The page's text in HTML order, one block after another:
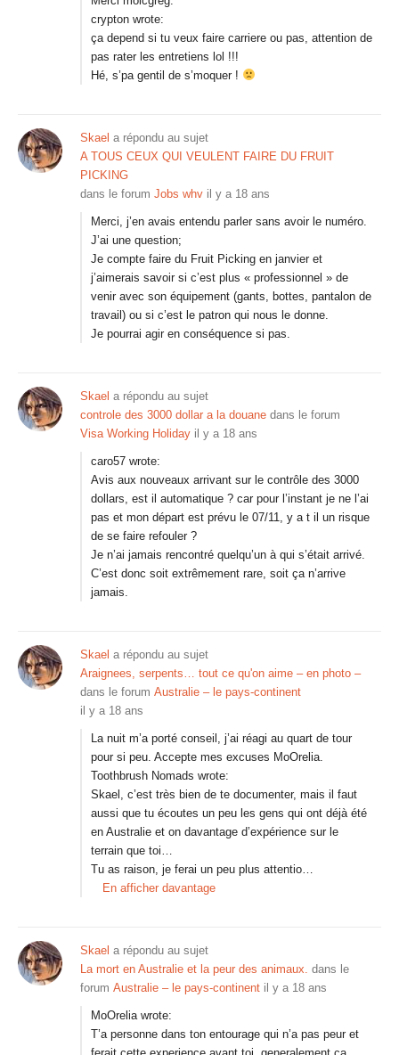
crypton wrote:
ça depend si tu veux faire carriere ou pas, attention de
pas rater les entretiens lol !!!
Hé, s’pa gentil de s’moquer !
Skael a répondu au sujet
A TOUS CEUX QUI VEULENT FAIRE DU FRUIT
PICKING
dans le forum Jobs whv il y a 18 ans
Merci, j’en avais entendu parler sans avoir le numéro.
J’ai une question;
Je compte faire du Fruit Picking en janvier et
j’aimerais savoir si c’est plus « professionnel » de
venir avec son équipement (gants, bottes, pantalon de
travail) ou si c’est le patron qui nous le donne.
Je pourrai agir en conséquence si pas.
Skael a répondu au sujet
controle des 3000 dollar a la douane dans le forum
Visa Working Holiday il y a 18 ans
caro57 wrote:
Avis aux nouveaux arrivant sur le contrôle des 3000
dollars, est il automatique ? car pour l’instant je ne l’ai
pas et mon départ est prévu le 07/11, y a t il un risque
de se faire refouler ?
Je n’ai jamais rencontré quelqu’un à qui s’était arrivé.
C’est donc soit extrêmement rare, soit ça n’arrive
jamais.
Skael a répondu au sujet
Araignees, serpents… tout ce qu'on aime – en photo –
dans le forum Australie – le pays-continent
il y a 18 ans
La nuit m’a porté conseil, j’ai réagi au quart de tour
pour si peu. Accepte mes excuses MoOrelia.
Toothbrush Nomads wrote:
Skael, c’est très bien de te documenter, mais il faut
aussi que tu écoutes un peu les gens qui ont déjà été
en Australie et on davantage d’expérience sur le
terrain que toi…
Tu as raison, je ferai un peu plus attentio…
En afficher davantage
Skael a répondu au sujet
La mort en Australie et la peur des animaux. dans le
forum Australie – le pays-continent il y a 18 ans
MoOrelia wrote:
T’a personne dans ton entourage qui n’a pas peur et